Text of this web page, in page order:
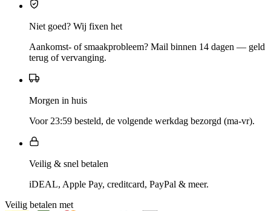
Niet goed? Wij fixen het
Aankomst- of smaakprobleem? Mail binnen 14 dagen — geld
terug of vervanging.
Morgen in huis
Voor 23:59 besteld, de volgende werkdag bezorgd (ma-vr).
Veilig & snel betalen
iDEAL, Apple Pay, creditcard, PayPal & meer.
Veilig betalen met